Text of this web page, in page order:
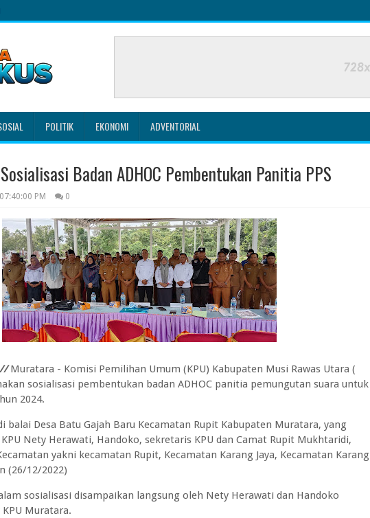
POLITIK EKONOMI ADVENTORIAL
Badan ADHOC Pembentukan Panitia PPS
PM 0
Muratara - Komisi Pemilihan Umum (KPU) Kabupaten Musi Rawas Utara (
sosialisasi pembentukan badan ADHOC panitia pemungutan suara untuk
2024.
balai Desa Batu Gajah Baru Kecamatan Rupit Kabupaten Muratara, yang
Nety Herawati, Handoko, sekretaris KPU dan Camat Rupit Mukhtaridi,
yakni kecamatan Rupit, Kecamatan Karang Jaya, Kecamatan Karang
(26/12/2022)
sosialisasi disampaikan langsung oleh Nety Herawati dan Handoko
Muratara.